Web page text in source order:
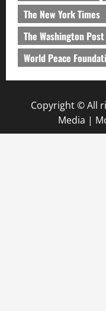
The New York Times
The Washington Post
World Peace
Copyright © All
Media |